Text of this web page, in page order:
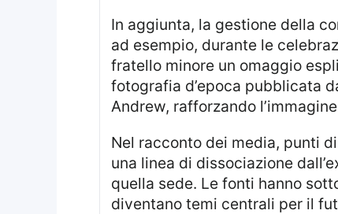
In aggiunta, la gestione della comunicazione da parte della casa reale è stata accompagnata da segnali di distacco:
ad esempio, durante le
fratello minore un omaggio
fotografia d’epoca pubblicata
Andrew, rafforzando
Nel racconto dei media, punti di vista e voci degli addetti ai lavori hanno evidenziato che William avrebbe promosso
una linea di dissociazione
quella sede. Le fonti hanno
diventano temi centrali per il